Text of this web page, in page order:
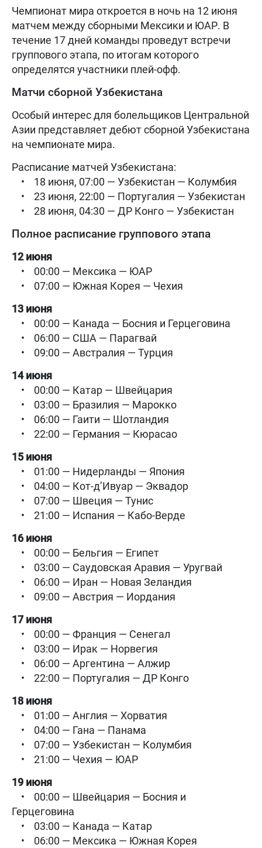
Чемпионат мира откроется в ночь на 12 июня
матчем между сборными Мексики и ЮАР. В
течение 17 дней команды проведут встречи
группового этапа, по итогам которого
определятся участники плей-офф.
Матчи сборной Узбекистана
Особый интерес для болельщиков Центральной
Азии представляет дебют сборной Узбекистана
на чемпионате мира.
Расписание матчей Узбекистана:
• 18 июня, 07:00 — Узбекистан — Колумбия
• 23 июня, 22:00 — Португалия — Узбекистан
• 28 июня, 04:30 — ДР Конго — Узбекистан
Полное расписание группового этапа
12 июня
• 00:00 — Мексика — ЮАР
• 07:00 — Южная Корея — Чехия
13 июня
• 00:00 — Канада — Босния и Герцеговина
• 06:00 — США — Парагвай
• 09:00 — Австралия — Турция
14 июня
• 00:00 — Катар — Швейцария
• 03:00 — Бразилия — Марокко
• 06:00 — Гаити — Шотландия
• 22:00 — Германия — Кюрасао
15 июня
• 01:00 — Нидерланды — Япония
• 04:00 — Кот-д’Ивуар — Эквадор
• 07:00 — Швеция — Тунис
• 21:00 — Испания — Кабо-Верде
16 июня
• 00:00 — Бельгия — Египет
• 03:00 — Саудовская Аравия — Уругвай
• 06:00 — Иран — Новая Зеландия
• 09:00 — Австрия — Иордания
17 июня
• 00:00 — Франция — Сенегал
• 03:00 — Ирак — Норвегия
• 06:00 — Аргентина — Алжир
• 22:00 — Португалия — ДР Конго
18 июня
• 01:00 — Англия — Хорватия
• 04:00 — Гана — Панама
• 07:00 — Узбекистан — Колумбия
• 21:00 — Чехия — ЮАР
19 июня
• 00:00 — Швейцария — Босния и
Герцеговина
• 03:00 — Канада — Катар
• 06:00 — Мексика — Южная Корея